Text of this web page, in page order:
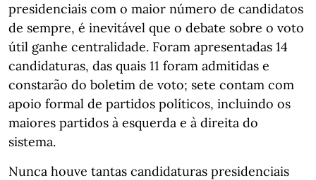
presidenciais com o maior número de candidatos
de sempre, é inevitável que o debate sobre o voto
útil ganhe centralidade. Foram apresentadas 14
candidaturas, das quais 11 foram admitidas e
constarão do boletim de voto; sete contam com
apoio formal de partidos políticos, incluindo os
maiores partidos à esquerda e à direita do
sistema.
Nunca houve tantas candidaturas presidenciais